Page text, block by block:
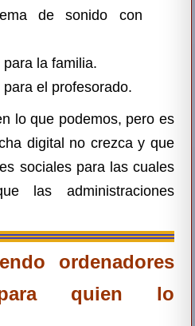
de sonido con
la familia.
el profesorado.
lo que podemos, pero es
digital no crezca y que
sociales para las cuales
las administraciones
ordenadores
para quien lo